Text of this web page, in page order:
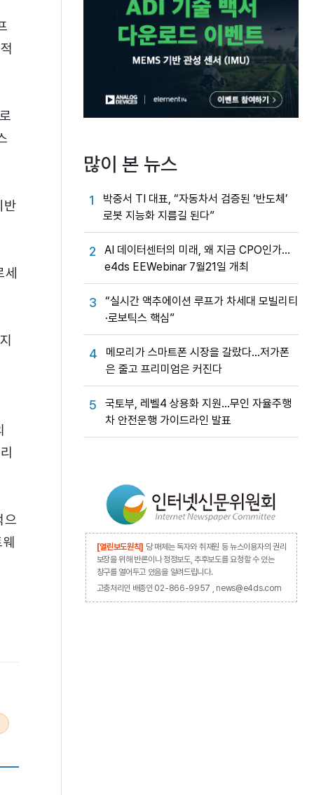
반
으
많이 본 뉴스
1
박중서 TI 대표, “자동차서 검증된 ‘반도체’
로봇 지능화 지름길 된다”
2
AI 데이터센터의 미래, 왜 지금 CPO인가…
e4ds EEWebinar 7월21일 개최
3
“실시간 액추에이션 루프가 차세대 모빌리티
·로보틱스 핵심”
4
메모리가 스마트폰 시장을 갈랐다…저가폰
은 줄고 프리미엄은 커진다
5
국토부, 레벨4 상용화 지원…무인 자율주행
차 안전운행 가이드라인 발표
[열린보도원칙] 당 매체는 독자와 취재원 등 뉴스이용자의 권리
보장을 위해 반론이나 정정보도, 추후보도를 요청할 수 있는
창구를 열어두고 있음을 알려드립니다.
고충처리인 배종인 02-866-9957 , news@e4ds.com